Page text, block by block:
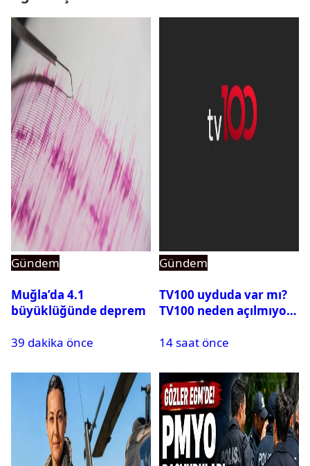
Gündem
Muğla’da 4.1
büyüklüğünde deprem
39 dakika önce
Gündem
TV100 uyduda var mı?
TV100 neden açılmıyor?
14 saat önce